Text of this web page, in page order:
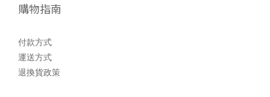
購物指南
付款方式
運送方式
退換貨政策